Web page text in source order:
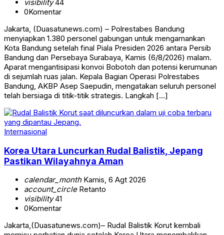
visibility44
0Komentar
Jakarta, (Duasatunews.com) – Polrestabes Bandung
menyiapkan 1.380 personel gabungan untuk mengamankan
Kota Bandung setelah final Piala Presiden 2026 antara Persib
Bandung dan Persebaya Surabaya, Kamis (6/8/2026) malam.
Aparat mengantisipasi konvoi Bobotoh dan potensi kerumunan
di sejumlah ruas jalan. Kepala Bagian Operasi Polrestabes
Bandung, AKBP Asep Saepudin, mengatakan seluruh personel
telah bersiaga di titik-titik strategis. Langkah […]
Internasional
Korea Utara Luncurkan Rudal Balistik, Jepang
Pastikan Wilayahnya Aman
calendar_monthKamis, 6 Agt 2026
account_circleRetanto
visibility41
0Komentar
Jakarta,(Duasatunews.com)– Rudal Balistik Korut kembali